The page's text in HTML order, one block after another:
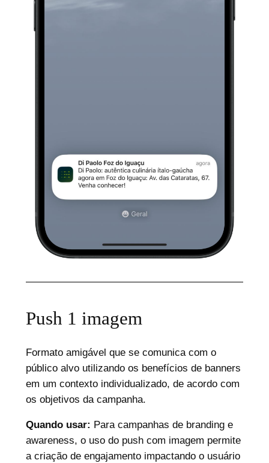
Push 1 imagem
Formato amigável que se comunica com o
público alvo utilizando os benefícios de banners
em um contexto individualizado, de acordo com
os objetivos da campanha.
Quando usar: Para campanhas de branding e
awareness, o uso do push com imagem permite
a criação de engajamento impactando o usuário